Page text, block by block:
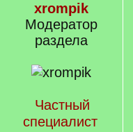
xrompik
Модератор
раздела
Частный
специалист